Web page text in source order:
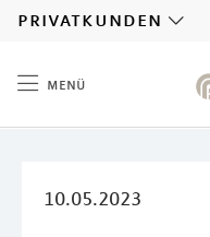
privatkunden
menü
10.05.2023